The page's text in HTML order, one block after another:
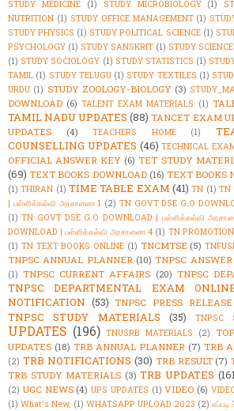
STUDY MEDICINE
(1) STUDY MICROBIOLOGY (1)
NUTRITION (1) STUDY OFFICE MANAGEMENT (1)
STUDY PHYSICS (1) STUDY POLITICAL SCIENCE (1)
PSYCHOLOGY (1) STUDY SANSKRIT (1) STUDY SCIENCE
(1) STUDY SOCIOLOGY (1) STUDY STATISTICS (1)
TAMIL (1) STUDY TELUGU (1) STUDY TEXTILES (1)
URDU (1) STUDY ZOOLOGY-BIOLOGY (3)
DOWNLOAD (6) TALENT EXAM MATERIALS (1)
TAMIL NADU UPDATES (88) TANCET EXAM
UPDATES
(4) TEACHERS HOME (1)
COUNSELLING UPDATES (46) TECHNICAL
OFFICIAL ANSWER KEY (6) TET STUDY
(69) TEXT BOOKS DOWNLOAD (16) TEXT BOOKS
(1) THIRAN (1) TIME TABLE EXAM (41) TN (1) TN
| பள்ளிக்கல்வி அரசாணை 1 (2) TN GOVT DSE G.O
(1) TN GOVT DSE G.O DOWNLOAD | பள்ளிக்கல்வி
DOWNLOAD | பள்ளிக்கல்வி அரசாணை 4 (1) TN
(1) TN TEXT BOOKS ONLINE (1) TNCMTSE (5)
TNPSC ANNUAL PLANNER (10) TNPSC
(1) TNPSC CURRENT AFFAIRS (20) TNPSC
TNPSC DEPARTMENTAL EXAM
NOTIFICATION (53) TNPSC PRESS RELEASE
TNPSC STUDY MATERIALS (35) TNPSC
UPDATES (196) TNUSRB MATERIALS (2)
UPDATES (18) TRB ANNUAL PLANNER (7) TRB
(2) TRB NOTIFICATIONS (30) TRB RESULT (7)
TRB STUDY MATERIALS (3) TRB UPDATES
(2) UGC NEWS (4) UPS UPDATES (1) VIDEO (6)
(1) What's New. (1) WHATSAPP UPLOAD 2023 (2) எப்படி